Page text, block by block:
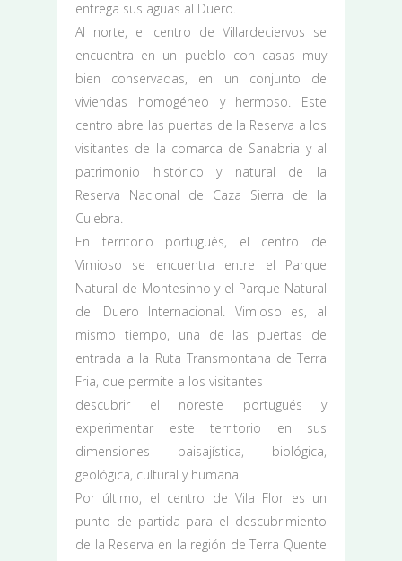
entrega sus aguas al Duero.
Al norte, el centro de Villardeciervos se
encuentra en un pueblo con casas muy
bien conservadas, en un conjunto de
viviendas homogéneo y hermoso. Este
centro abre las puertas de la Reserva a los
visitantes de la comarca de Sanabria y al
patrimonio histórico y natural de la
Reserva Nacional de Caza Sierra de la
Culebra.
En territorio portugués, el centro de
Vimioso se encuentra entre el Parque
Natural de Montesinho y el Parque Natural
del Duero Internacional. Vimioso es, al
mismo tiempo, una de las puertas de
entrada a la Ruta Transmontana de Terra
Fria, que permite a los visitantes
descubrir el noreste portugués y
experimentar este territorio en sus
dimensiones paisajística, biológica,
geológica, cultural y humana.
Por último, el centro de Vila Flor es un
punto de partida para el descubrimiento
de la Reserva en la región de Terra Quente